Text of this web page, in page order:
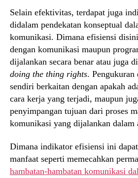
Selain efektivitas, terdapat juga
didalam pendekatan konseptual
komunikasi. Dimana efisiensi
dengan komunikasi maupun
dijalankan secara benar atau juga
doing the thing rights.
sendiri berkaitan dengan apakah
cara kerja yang terjadi, maupun
penyimpangan tujuan dari proses
komunikasi yang dijalankan
Dimana indikator efisiensi ini
manfaat seperti memecahkan
hambatan-hambatan komunikasi